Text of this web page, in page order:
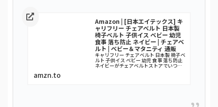
Amazon | [日本エイテックス] キ
ャリフリー チェアベルト 日本製
椅子ベルト 子供イス ベビー 幼児
食事 落ち防止 ネイビー | チェアベ
ルト | ベビー＆マタニティ 通販
キャリフリー チェアベルト 日本製 椅子ベ
ルト 子供イス ベビー 幼児 食事 落ち防止
ネイビーがチェアベルトストアでいつで
amzn.to